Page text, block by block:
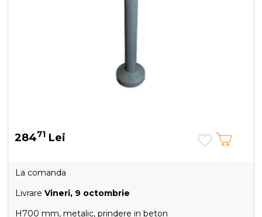
28471 Lei
La comanda
Livrare Vineri, 9 octombrie
H700 mm, metalic, prindere in beton